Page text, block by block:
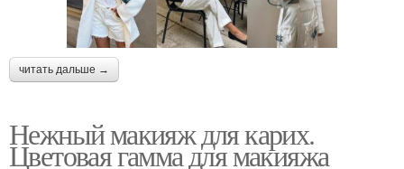
читать дальше →
Нежный макияж для карих.
Цветовая гамма для макияжа